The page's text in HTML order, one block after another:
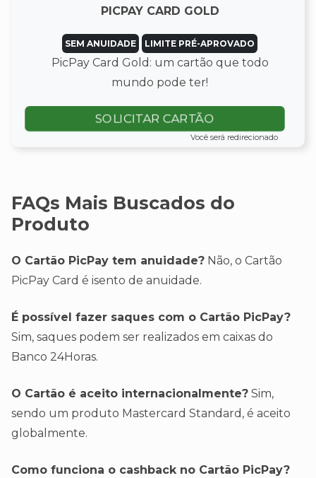
PICPAY CARD GOLD
SEM ANUIDADE LIMITE PRÉ-APROVADO
PicPay Card Gold: um cartão que todo
mundo pode ter!
SOLICITAR CARTÃO
Você será redirecionado
FAQs Mais Buscados do
Produto
O Cartão PicPay tem anuidade? Não, o Cartão
PicPay Card é isento de anuidade.
É possível fazer saques com o Cartão PicPay?
Sim, saques podem ser realizados em caixas do
Banco 24Horas.
O Cartão é aceito internacionalmente? Sim,
sendo um produto Mastercard Standard, é aceito
globalmente.
Como funciona o cashback no Cartão PicPay?